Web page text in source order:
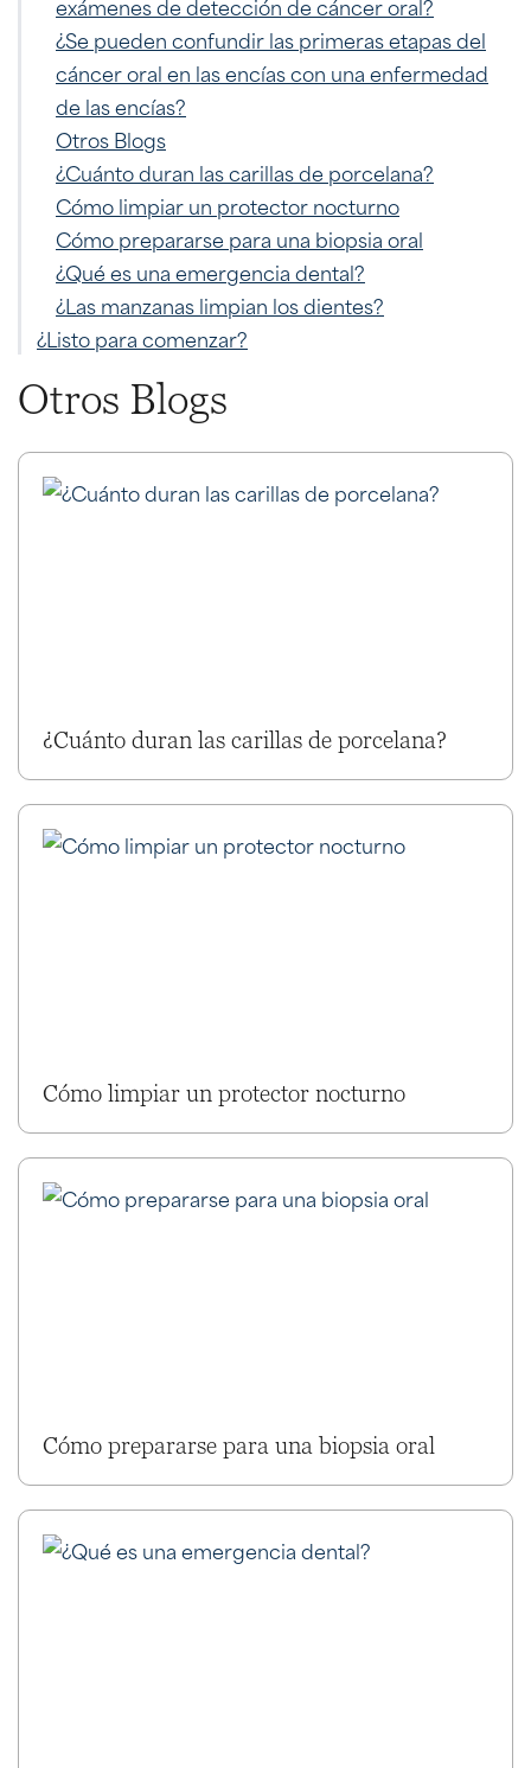
¿Se pueden confundir las primeras etapas del
cáncer oral en las encías con una enfermedad
de las encías?
Otros Blogs
¿Cuánto duran las carillas de porcelana?
Cómo limpiar un protector nocturno
Cómo prepararse para una biopsia oral
¿Qué es una emergencia dental?
¿Las manzanas limpian los dientes?
¿Listo para comenzar?
Otros Blogs
¿Cuánto duran las carillas de porcelana?
Cómo limpiar un protector nocturno
Cómo prepararse para una biopsia oral